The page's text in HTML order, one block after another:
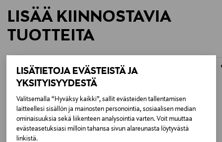
LISÄTIETOJA EVÄSTEISTÄ JA
YKSITYISYYDESTÄ
Valitsemalla “Hyväksy kaikki”, sallit evästeiden tallentamisen
laitteellesi sisällön ja mainosten personointia, sosiaalisen median
ominaisuuksia sekä liikenteen analysointia varten. Voit muuttaa
evästeasetuksiasi milloin tahansa sivun alareunasta löytyvästä
linkistä.
LISÄÄ KIINNOSTAVIA
TUOTTEITA